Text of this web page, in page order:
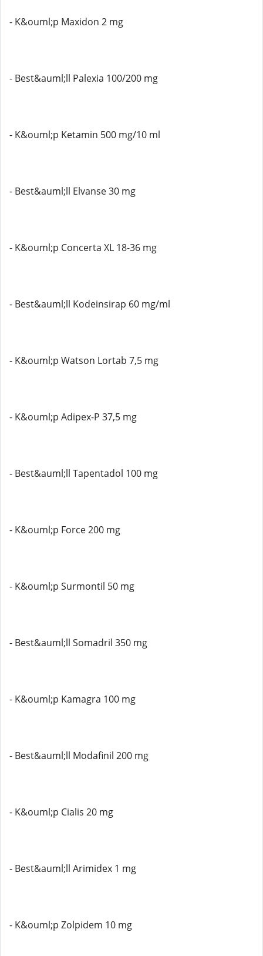
- K&ouml;p Maxidon 2 mg
- Best&auml;ll Palexia 100/200 mg
- K&ouml;p Ketamin 500 mg/10 ml
- Best&auml;ll Elvanse 30 mg
- K&ouml;p Concerta XL 18-36 mg
- Best&auml;ll Kodeinsirap 60 mg/ml
- K&ouml;p Watson Lortab 7,5 mg
- K&ouml;p Adipex-P 37,5 mg
- Best&auml;ll Tapentadol 100 mg
- K&ouml;p Force 200 mg
- K&ouml;p Surmontil 50 mg
- Best&auml;ll Somadril 350 mg
- K&ouml;p Kamagra 100 mg
- Best&auml;ll Modafinil 200 mg
- K&ouml;p Cialis 20 mg
- Best&auml;ll Arimidex 1 mg
- K&ouml;p Zolpidem 10 mg